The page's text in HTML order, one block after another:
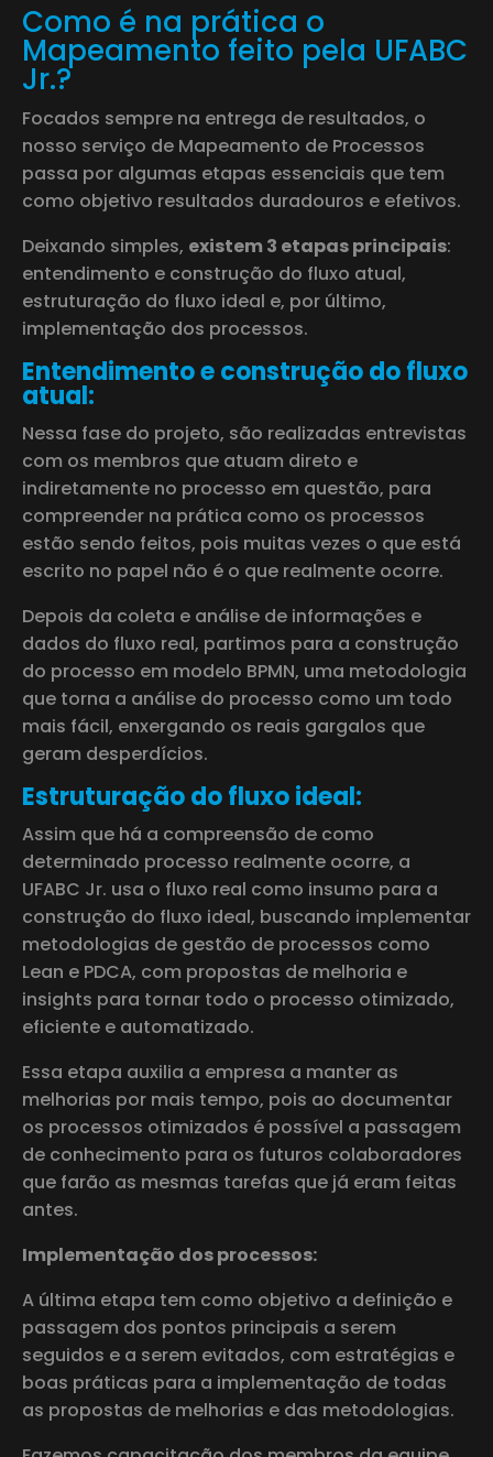
Como é na prática o
Mapeamento feito pela UFABC
Jr.?
Focados sempre na entrega de resultados, o
nosso serviço de Mapeamento de Processos
passa por algumas etapas essenciais que tem
como objetivo resultados duradouros e efetivos.
Deixando simples, existem 3 etapas principais:
entendimento e construção do fluxo atual,
estruturação do fluxo ideal e, por último,
implementação dos processos.
Entendimento e construção do fluxo
atual:
Nessa fase do projeto, são realizadas entrevistas
com os membros que atuam direto e
indiretamente no processo em questão, para
compreender na prática como os processos
estão sendo feitos, pois muitas vezes o que está
escrito no papel não é o que realmente ocorre.
Depois da coleta e análise de informações e
dados do fluxo real, partimos para a construção
do processo em modelo BPMN, uma metodologia
que torna a análise do processo como um todo
mais fácil, enxergando os reais gargalos que
geram desperdícios.
Estruturação do fluxo ideal:
Assim que há a compreensão de como
determinado processo realmente ocorre, a
UFABC Jr. usa o fluxo real como insumo para a
construção do fluxo ideal, buscando implementar
metodologias de gestão de processos como
Lean e PDCA, com propostas de melhoria e
insights para tornar todo o processo otimizado,
eficiente e automatizado.
Essa etapa auxilia a empresa a manter as
melhorias por mais tempo, pois ao documentar
os processos otimizados é possível a passagem
de conhecimento para os futuros colaboradores
que farão as mesmas tarefas que já eram feitas
antes.
Implementação dos processos:
A última etapa tem como objetivo a definição e
passagem dos pontos principais a serem
seguidos e a serem evitados, com estratégias e
boas práticas para a implementação de todas
as propostas de melhorias e das metodologias.